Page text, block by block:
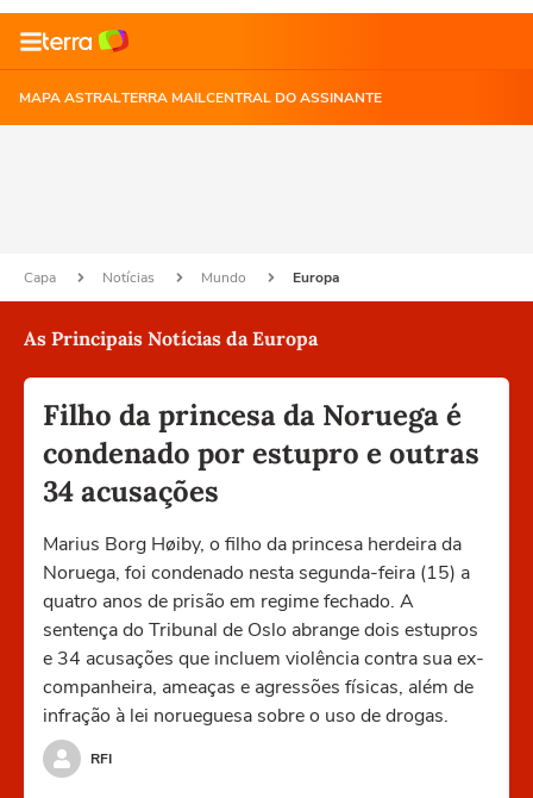
MAPA ASTRALTERRA MAILCENTRAL DO ASSINANTE
Capa Notícias Mundo Europa
As Principais Notícias da Europa
Filho da princesa da Noruega é
condenado por estupro e outras
34 acusações
Marius Borg Høiby, o filho da princesa herdeira da
Noruega, foi condenado nesta segunda-feira (15) a
quatro anos de prisão em regime fechado. A
sentença do Tribunal de Oslo abrange dois estupros
e 34 acusações que incluem violência contra sua ex-
companheira, ameaças e agressões físicas, além de
infração à lei norueguesa sobre o uso de drogas.
RFI